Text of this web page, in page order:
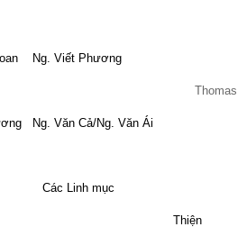
Loan Ng. Viết Phương
Thomas
Hương Ng. Văn Cả/Ng. Văn Ái
Các Linh mục
nhân Thiện